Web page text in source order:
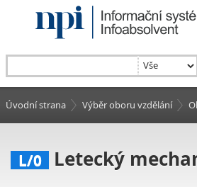
Úvodní strana Výběr oboru vzdělání
L/0 Letecký